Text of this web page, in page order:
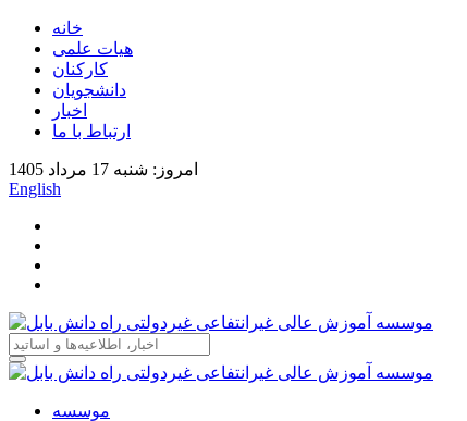
خانه
هیات علمی
کارکنان
دانشجویان
اخبار
ارتباط با ما
امروز: شنبه 17 مرداد 1405
English
موسسه